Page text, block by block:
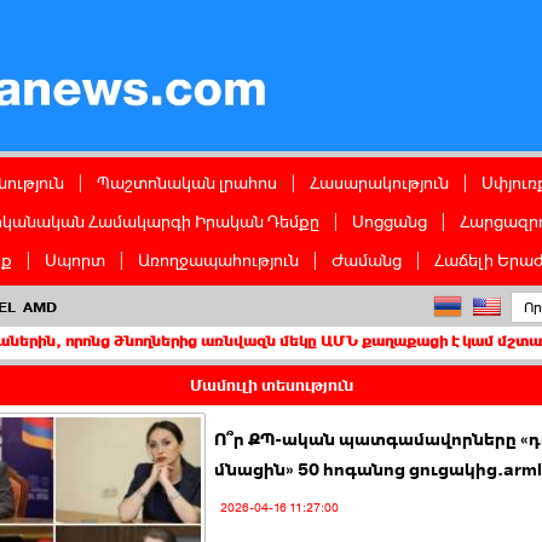
Պաշտոնական լրահոս Հասարակություն
Համակարգի Իրական Դեմքը Սոցցանց
Սպորտ Առողջապահություն Ժամանց Հաճելի
AMD
ծնողներից առնվազն մեկը ԱՄՆ քաղաքացի է կամ մշտական բնակիչ
Մամուլի տեսություն
Ո՞ր ՔՊ-ական պատգամավորները
մնացին» 50 հոգանոց
2026-04-16 11:27:00